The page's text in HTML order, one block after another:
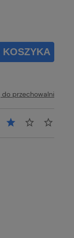
KOSZYKA
przechowalni